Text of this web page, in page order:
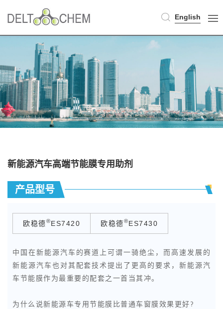
English
新能源汽车高端节能膜专用助剂
产品型号
欧稳德®ES7420 欧稳德®ES7430
中国在新能源汽车的赛道上可谓一骑绝尘，而高速发展的
新能源汽车也对其配套技术提出了更高的要求，新能源汽
车节能膜作为最重要的配套之一首当其冲。
为什么说新能源车专用节能膜比普通车窗膜效果更好?